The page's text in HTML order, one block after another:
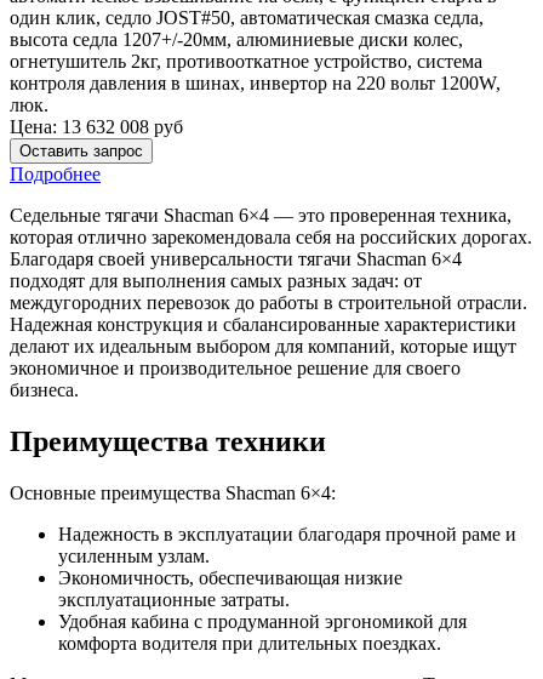
один клик, седло JOST#50, автоматическая смазка седла,
высота седла 1207+/-20мм, алюминиевые диски колес,
огнетушитель 2кг, противооткатное устройство, система
контроля давления в шинах, инвертор на 220 вольт 1200W,
люк.
Цена: 13 632 008 руб
Оставить запрос
Подробнее
Седельные тягачи Shacman 6×4 — это проверенная техника,
которая отлично зарекомендовала себя на российских дорогах.
Благодаря своей универсальности тягачи Shacman 6×4
подходят для выполнения самых разных задач: от
междугородних перевозок до работы в строительной отрасли.
Надежная конструкция и сбалансированные характеристики
делают их идеальным выбором для компаний, которые ищут
экономичное и производительное решение для своего
бизнеса.
Преимущества техники
Основные преимущества Shacman 6×4:
Надежность в эксплуатации благодаря прочной раме и
усиленным узлам.
Экономичность, обеспечивающая низкие
эксплуатационные затраты.
Удобная кабина с продуманной эргономикой для
комфорта водителя при длительных поездках.